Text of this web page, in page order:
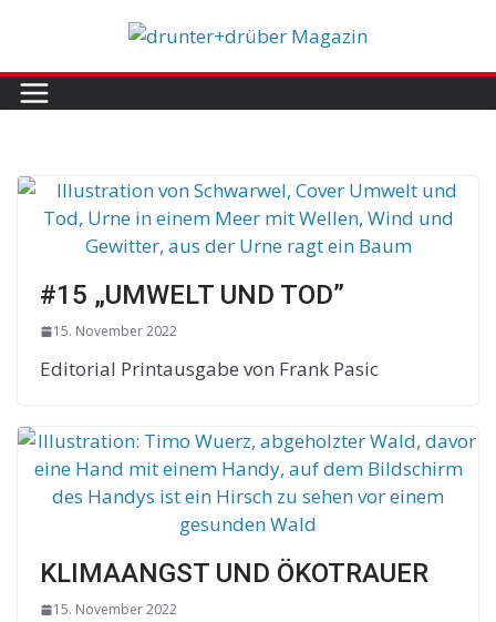
content
#15 „UMWELT UND TOD”
15. November 2022
Editorial Printausgabe von Frank Pasic
KLIMAANGST UND ÖKOTRAUER
15. November 2022